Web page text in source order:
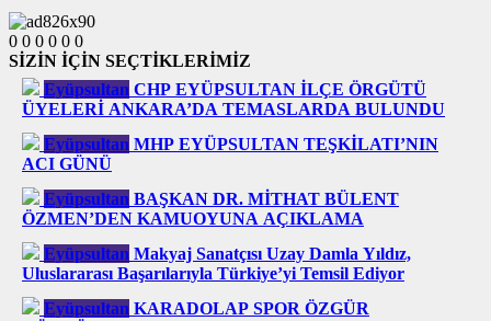
0 0 0 0 0 0
SİZİN İÇİN SEÇTİKLERİMİZ
Eyüpsultan CHP EYÜPSULTAN İLÇE ÖRGÜTÜ
ÜYELERİ ANKARA’DA TEMASLARDA BULUNDU
Eyüpsultan MHP EYÜPSULTAN TEŞKİLATI’NIN
ACI GÜNÜ
Eyüpsultan BAŞKAN DR. MİTHAT BÜLENT
ÖZMEN’DEN KAMUOYUNA AÇIKLAMA
Eyüpsultan Makyaj Sanatçısı Uzay Damla Yıldız,
Uluslararası Başarılarıyla Türkiye’yi Temsil Ediyor
Eyüpsultan KARADOLAP SPOR ÖZGÜR